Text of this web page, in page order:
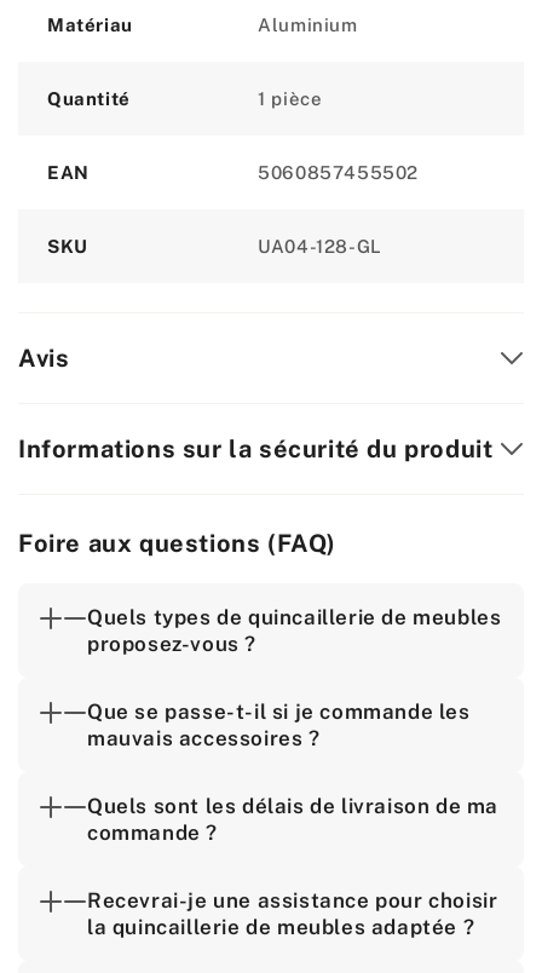
Matériau Aluminium
Quantité 1 pièce
EAN 5060857455502
SKU UA04-128-GL
Avis
Informations sur la sécurité du produit
Foire aux questions (FAQ)
Quels types de quincaillerie de meubles
proposez-vous ?
Que se passe-t-il si je commande les
mauvais accessoires ?
Quels sont les délais de livraison de ma
commande ?
Recevrai-je une assistance pour choisir
la quincaillerie de meubles adaptée ?